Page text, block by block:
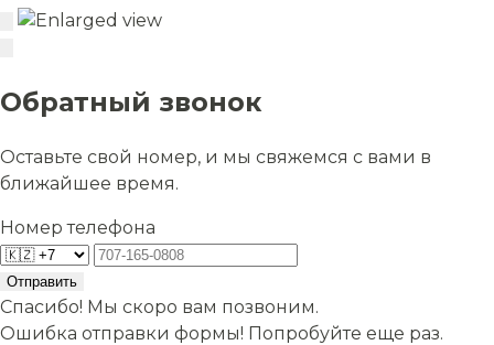
Обратный звонок
Оставьте свой номер, и мы свяжемся с вами в
ближайшее время.
Номер телефона
Отправить
Спасибо! Мы скоро вам позвоним.
Ошибка отправки формы! Попробуйте еще раз.